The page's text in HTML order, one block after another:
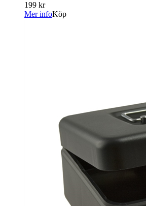
199 kr
Mer infoKöp